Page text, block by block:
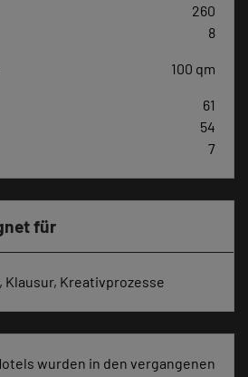
260
8
100 qm
61
54
7
für
Klausur, Kreativprozesse
wurden in den vergangenen